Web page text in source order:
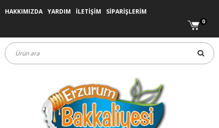
HAKKIMIZDA YARDIM İLETİŞİM SİPARİŞLERİM
0